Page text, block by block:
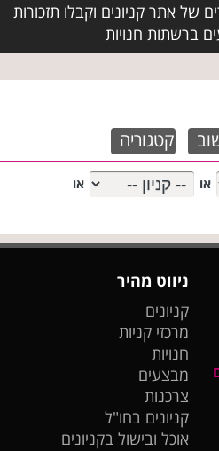
של אתר קניונים וקבלו תזכורות
ברשתות חנויות
קטגוריה
או או
ניווט מהיר
קניונים
מרכזי קניות
חנויות
מבצעים
צרכנות
קניונים בחו"ל
אוכל ובישול בקניונים